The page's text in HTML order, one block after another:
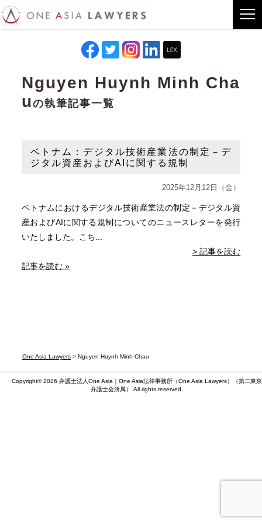
One Asia Lawyers > Nguyen Huynh Minh Chau
Nguyen Huynh Minh Cha
uの執筆記事一覧
ベトナム：デジタル技術産業法の制定－デ
ジタル資産およびAIに関する規制
2025年12月12日（金）
ベトナムにおけるデジタル技術産業法の制定－デジタル資
産およびAIに関する規制についてのニュースレターを発行
いたしました。こち...
> 記事を読む
記事を読む »
Copyright© 2026 弁護士法人One Asia｜One Asia法律事務所（One Asia Lawyers）（第二東京
弁護士会所属） All rights reserved.